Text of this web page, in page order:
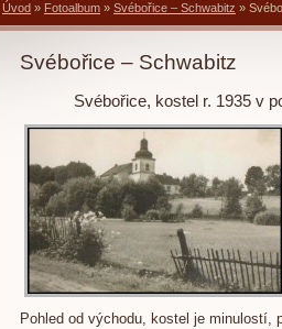
Úvod » Fotoalbum » Svébořice – Schwabitz »
Svébořice – Schwabitz
Svébořice, kostel r. 1935 v
Pohled od východu, kostel je minulostí,